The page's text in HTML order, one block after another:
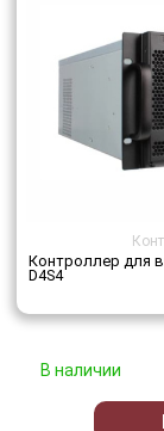
Контроллер для
D4S4
В наличии